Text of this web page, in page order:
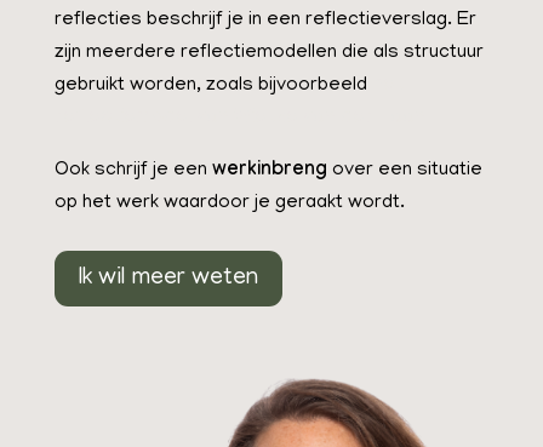
reflecties beschrijf je in een reflectieverslag. Er
zijn meerdere reflectiemodellen die als structuur
gebruikt worden, zoals bijvoorbeeld
Ook schrijf je een werkinbreng over een situatie
op het werk waardoor je geraakt wordt.
Ik wil meer weten